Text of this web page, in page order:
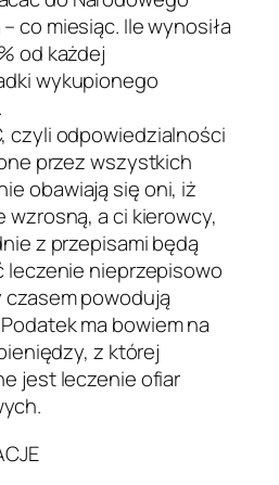
co miesiąc. Ile wynosiła
od każdej
wykupionego
czyli odpowiedzialności
przez wszystkich
obawiają się oni, iż
wzrosną, a ci kierowcy,
z przepisami będą
leczenie nieprzepisowo
powodują
ma bowiem na
z której
jest leczenie ofiar